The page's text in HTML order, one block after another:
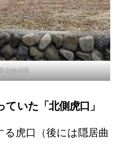
曲輪付近
いた「北側虎口」
る虎口（後には隠居曲